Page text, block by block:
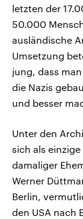
letzten der
50.000
ausländische
Umsetzung
jung, dass
die Nazis
und besser
Unter den
sich als
damaliger
Werner
Berlin,
den USA nach